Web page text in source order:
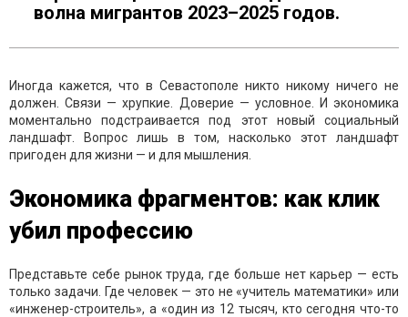
волна мигрантов 2023–2025 годов.
Иногда кажется, что в Севастополе никто никому ничего не
должен. Связи — хрупкие. Доверие — условное. И экономика
моментально подстраивается под этот новый социальный
ландшафт. Вопрос лишь в том, насколько этот ландшафт
пригоден для жизни — и для мышления.
Экономика фрагментов: как клик
убил профессию
Представьте себе рынок труда, где больше нет карьер — есть
только задачи. Где человек — это не «учитель математики» или
«инженер-строитель», а «один из 12 тысяч, кто сегодня что-то